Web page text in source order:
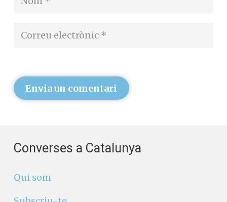
Envia un comentari
Converses a Catalunya
Qui som